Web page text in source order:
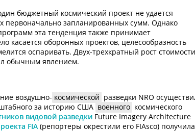
бюджетный космический проект не удается
первоначально запланированных сумм. Однако
эта тенденция также принимает
касается оборонных проектов, целесообразность
оспаривать. Двух-трехкратный рост стоимости
обычным явлением.
воздушно- космической разведки NRO
за историю США военного космического
видовой разведки Future Imagery Architecture
FIA (репортеры окрестили его FIAsco) получила